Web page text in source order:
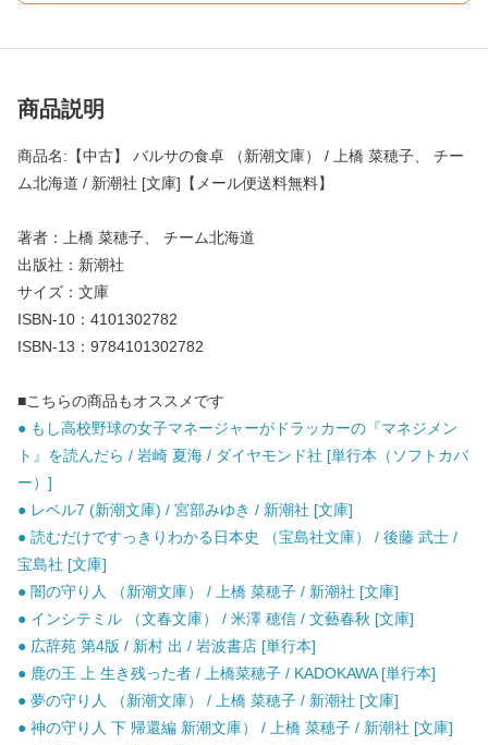
商品説明
商品名:【中古】 バルサの食卓 （新潮文庫） / 上橋 菜穂子、 チー
ム北海道 / 新潮社 [文庫]【メール便送料無料】
著者：上橋 菜穂子、 チーム北海道
出版社：新潮社
サイズ：文庫
ISBN-10：4101302782
ISBN-13：9784101302782
■こちらの商品もオススメです
● もし高校野球の女子マネージャーがドラッカーの『マネジメン
ト』を読んだら / 岩崎 夏海 / ダイヤモンド社 [単行本（ソフトカバ
ー）]
● レベル7 (新潮文庫) / 宮部みゆき / 新潮社 [文庫]
● 読むだけですっきりわかる日本史 （宝島社文庫） / 後藤 武士 /
宝島社 [文庫]
● 闇の守り人 （新潮文庫） / 上橋 菜穂子 / 新潮社 [文庫]
● インシテミル （文春文庫） / 米澤 穂信 / 文藝春秋 [文庫]
● 広辞苑 第4版 / 新村 出 / 岩波書店 [単行本]
● 鹿の王 上 生き残った者 / 上橋菜穂子 / KADOKAWA [単行本]
● 夢の守り人 （新潮文庫） / 上橋 菜穂子 / 新潮社 [文庫]
● 神の守り人 下 帰還編 新潮文庫） / 上橋 菜穂子 / 新潮社 [文庫]